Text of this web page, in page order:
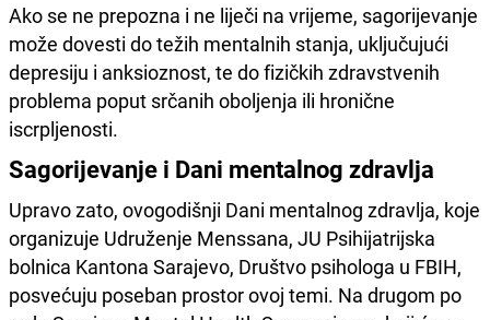
Ako se ne prepozna i ne liječi na vrijeme, sagorijevanje
može dovesti do težih mentalnih stanja, uključujući
depresiju i anksioznost, te do fizičkih zdravstvenih
problema poput srčanih oboljenja ili hronične
iscrpljenosti.
Sagorijevanje i Dani mentalnog zdravlja
Upravo zato, ovogodišnji Dani mentalnog zdravlja, koje
organizuje Udruženje Menssana, JU Psihijatrijska
bolnica Kantona Sarajevo, Društvo psihologa u FBIH,
posvećuju poseban prostor ovoj temi. Na drugom po